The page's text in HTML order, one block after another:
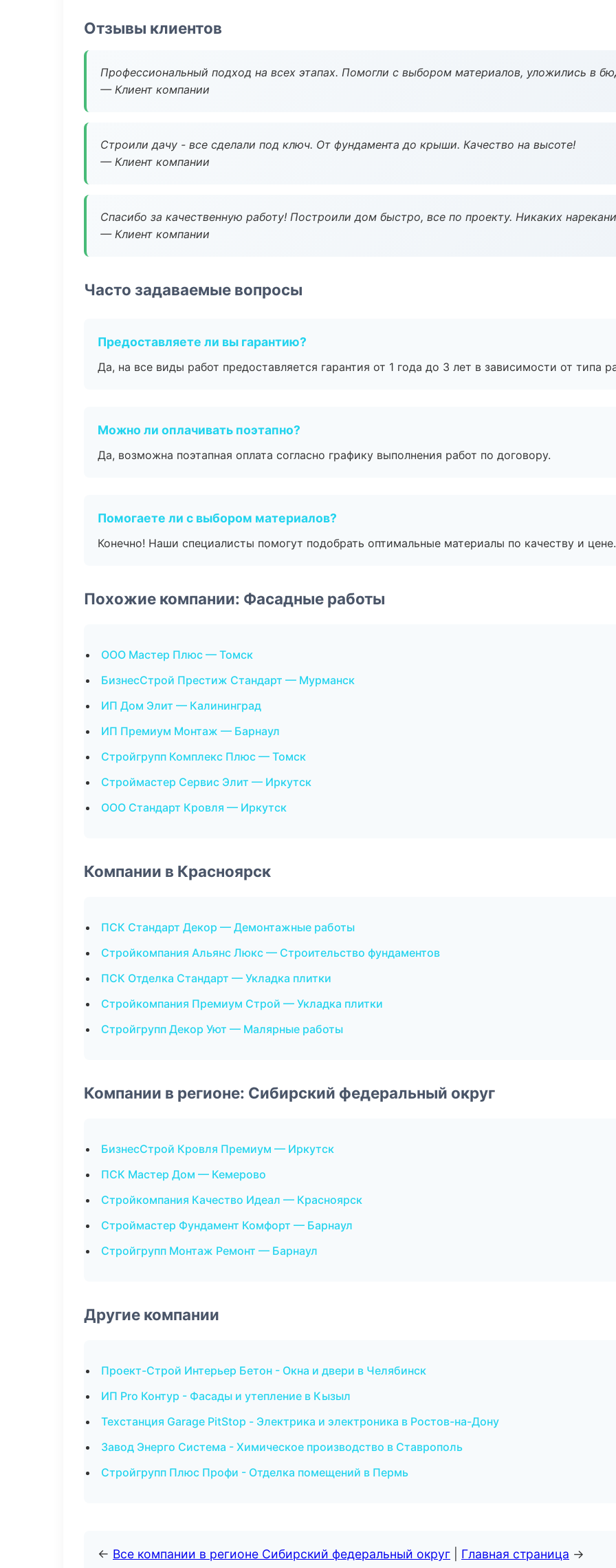
Отзывы клиентов
Профессиональный подход на всех этапах. Помогли с выбором материалов, уложились в
— Клиент компании
Строили дачу - все сделали под ключ. От фундамента до крыши. Качество на высоте!
— Клиент компании
Спасибо за качественную работу! Построили дом быстро, все по проекту. Никаких
— Клиент компании
Часто задаваемые вопросы
Предоставляете ли вы гарантию?
Да, на все виды работ предоставляется гарантия от 1 года до 3 лет в зависимости от типа
Можно ли оплачивать поэтапно?
Да, возможна поэтапная оплата согласно графику выполнения работ по договору.
Помогаете ли с выбором материалов?
Конечно! Наши специалисты помогут подобрать оптимальные материалы по качеству и цене.
Похожие компании: Фасадные работы
ООО Мастер Плюс — Томск
БизнесСтрой Престиж Стандарт — Мурманск
ИП Дом Элит — Калининград
ИП Премиум Монтаж — Барнаул
Стройгрупп Комплекс Плюс — Томск
Строймастер Сервис Элит — Иркутск
ООО Стандарт Кровля — Иркутск
Компании в Красноярск
ПСК Стандарт Декор — Демонтажные работы
Стройкомпания Альянс Люкс — Строительство фундаментов
ПСК Отделка Стандарт — Укладка плитки
Стройкомпания Премиум Строй — Укладка плитки
Стройгрупп Декор Уют — Малярные работы
Компании в регионе: Сибирский федеральный округ
БизнесСтрой Кровля Премиум — Иркутск
ПСК Мастер Дом — Кемерово
Стройкомпания Качество Идеал — Красноярск
Строймастер Фундамент Комфорт — Барнаул
Стройгрупп Монтаж Ремонт — Барнаул
Другие компании
Проект-Строй Интерьер Бетон - Окна и двери в Челябинск
ИП Pro Контур - Фасады и утепление в Кызыл
Техстанция Garage PitStop - Электрика и электроника в Ростов-на-Дону
Завод Энерго Система - Химическое производство в Ставрополь
Стройгрупп Плюс Профи - Отделка помещений в Пермь
← Все компании в регионе Сибирский федеральный округ Главная страница →